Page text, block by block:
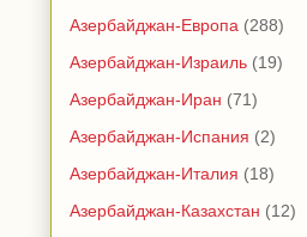
Азербайджан-Европа (288)
Азербайджан-Израиль (19)
Азербайджан-Иран (71)
Азербайджан-Испания (2)
Азербайджан-Италия (18)
Азербайджан-Казахстан (12)